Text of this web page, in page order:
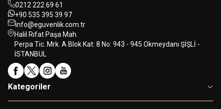
0212 222 69 61
+90 535 395 39 97
info@eguvenlik.com.tr
Halil Rıfat Paşa Mah.
Perpa Tic. Mrk. A Blok Kat: 8 No: 943 - 945 Okmeydanı ŞİŞLİ -
İSTANBUL
Kategoriler